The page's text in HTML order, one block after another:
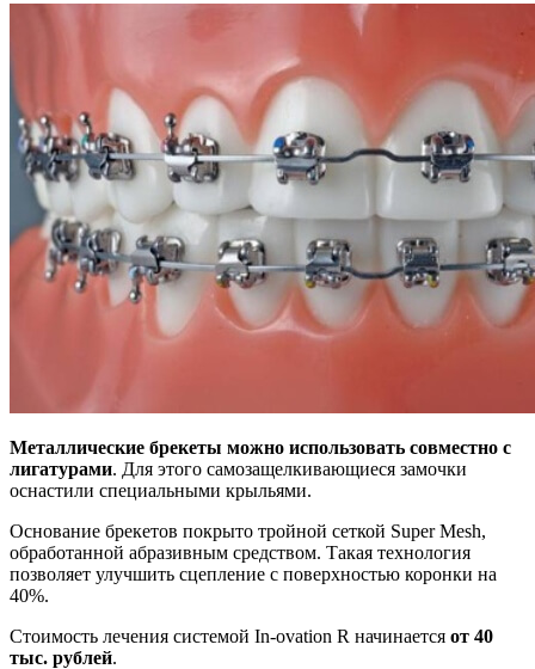
Металлические брекеты можно использовать совместно с
лигатурами. Для этого самозащелкивающиеся замочки
оснастили специальными крыльями.
Основание брекетов покрыто тройной сеткой Super Mesh,
обработанной абразивным средством. Такая технология
позволяет улучшить сцепление с поверхностью коронки на
40%.
Стоимость лечения системой In-ovation R начинается от 40
тыс. рублей.